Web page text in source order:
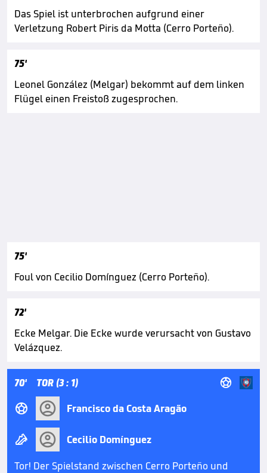
Das Spiel ist unterbrochen aufgrund einer
Verletzung Robert Piris da Motta (Cerro Porteño).
75'
Leonel González (Melgar) bekommt auf dem linken
Flügel einen Freistoß zugesprochen.
75'
Foul von Cecilio Domínguez (Cerro Porteño).
72'
Ecke Melgar. Die Ecke wurde verursacht von Gustavo
Velázquez.
70' TOR (3 : 1) 
 Francisco da Costa Aragão

Cecilio Domínguez
Tor! Der Spielstand zwischen Cerro Porteño und